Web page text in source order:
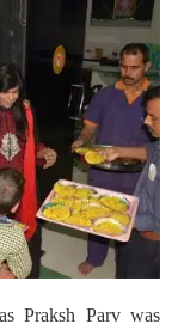
Praksh Parv was